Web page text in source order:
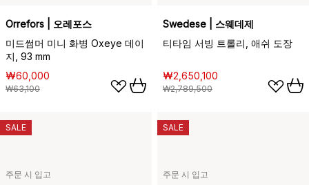
Orrefors | 오레포스
미드썸머 미니 화병 Oxeye 데이
지, 93 mm
₩60,000
₩63,100
Swedese | 스웨데제
티타임 서빙 트롤리, 애쉬 도장
₩2,650,100
₩2,789,500
주문 시 입고
SALE
주문 시 입고
SALE